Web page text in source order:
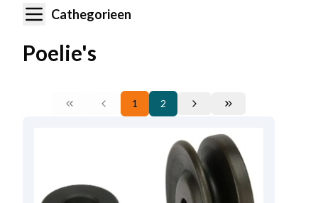
Cathegorieen
Poelie's
1 2